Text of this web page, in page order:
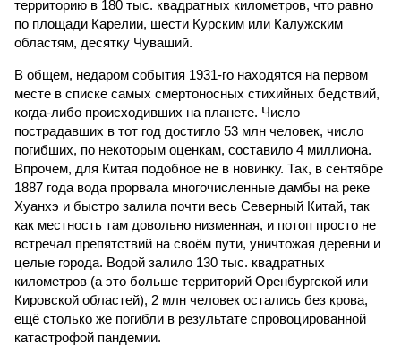
территорию в 180 тыс. квадратных километров, что равно
по площади Карелии, шести Курским или Калужским
областям, десятку Чуваший.
В общем, недаром события 1931-го находятся на первом
месте в списке самых смертоносных стихийных бедствий,
когда-либо происходивших на планете. Число
пострадавших в тот год достигло 53 млн человек, число
погибших, по некоторым оценкам, составило 4 миллиона.
Впрочем, для Китая подобное не в новинку. Так, в сентябре
1887 года вода прорвала многочисленные дамбы на реке
Хуанхэ и быстро залила почти весь Северный Китай, так
как местность там довольно низменная, и потоп просто не
встречал препятствий на своём пути, уничтожая деревни и
целые города. Водой залило 130 тыс. квадратных
километров (а это больше территорий Оренбургской или
Кировской областей), 2 млн человек остались без крова,
ещё столько же погибли в результате спровоцированной
катастрофой пандемии.